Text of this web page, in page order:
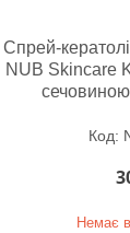
Спрей-
NUB Skincare
Немає в